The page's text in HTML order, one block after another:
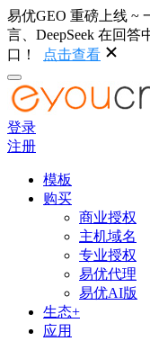
易优GEO 重磅上线 ~
言、DeepSeek 在回
口！
点击查看
登录
注册
模板
购买
商业授权
主机域名
专业授权
易优代理
易优AI版
生态+
应用